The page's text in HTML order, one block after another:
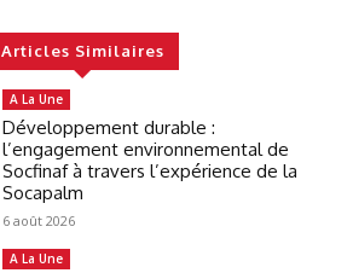
Articles Similaires
A La Une
Développement durable :
l’engagement environnemental de
Socfinaf à travers l’expérience de la
Socapalm
6 août 2026
A La Une